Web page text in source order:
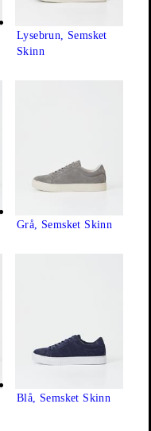
Lysebrun, Semsket
Skinn
Grå, Semsket Skinn
Blå, Semsket Skinn